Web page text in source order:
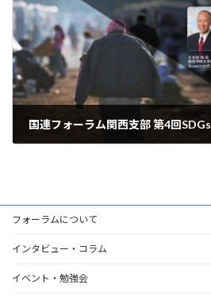
フォーラムについて
インタビュー・コラム
イベント・勉強会